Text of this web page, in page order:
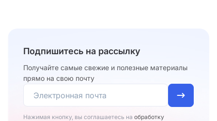
Подпишитесь на рассылку
Получайте самые свежие и полезные материалы
прямо на свою почту
Нажимая кнопку, вы соглашаетесь на обработку